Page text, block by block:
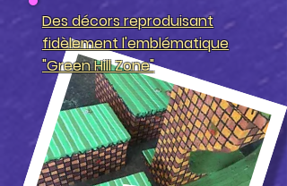
Des décors reproduisant
fidèlement l'emblématique
"Green Hill Zone"